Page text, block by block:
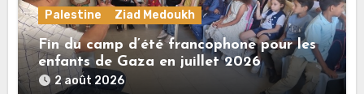
Palestine Ziad Medoukh
Fin du camp d’été francophone pour les
enfants de Gaza en juillet 2026
2 août 2026